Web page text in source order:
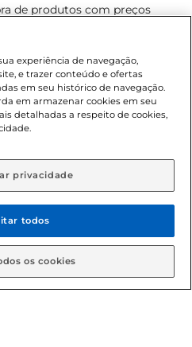
de produtos com preços
são exclusivos para
o dia de hoje, podendo
notificação. Proibida a venda
de 18 anos, conforme
II (Estatuto da Criança e do
exclusivos para o
para as compras on-line é de
Todos os direitos
Gbarbosa.
experiência de navegação,
e trazer conteúdo e ofertas
em seu histórico de navegação.
em armazenar cookies em seu
detalhadas a respeito de cookies,
privacidade
todos
os cookies